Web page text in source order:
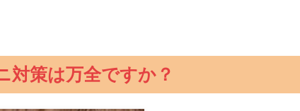
対策は万全ですか？